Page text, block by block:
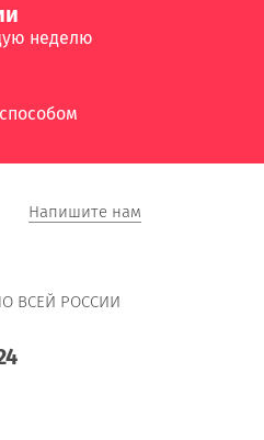
неделю
Напишите нам
ВСЕЙ РОССИИ